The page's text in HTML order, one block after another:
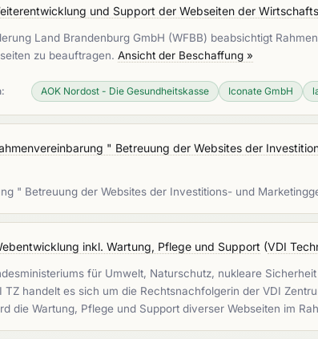
und Support der Webseiten der
Land Brandenburg GmbH (WFBB) beabsichtigt
zu beauftragen. Ansicht der Beschaffung »
AOK Nordost - Die Gesundheitskasse Iconate GmbH
" Betreuung der Websites der
" Betreuung der Websites der Investitions- und
inkl. Wartung, Pflege und Support (VDI
für Umwelt, Naturschutz, nukleare
TZ handelt es sich um die Rechtsnachfolgerin der VDI
die Wartung, Pflege und Support diverser Webseiten im